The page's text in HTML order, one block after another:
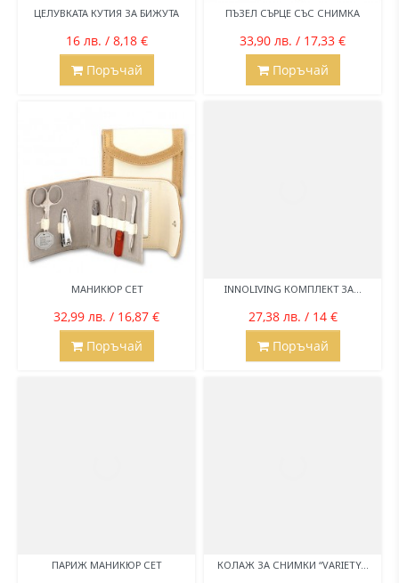
ЦЕЛУВКАТА КУТИЯ ЗА БИЖУТА
16 лв. / 8,18 €
Поръчай
ПЪЗЕЛ СЪРЦЕ СЪС СНИМКА
33,90 лв. / 17,33 €
Поръчай
МАНИКЮР СЕТ
32,99 лв. / 16,87 €
Поръчай
INNOLIVING КОМПЛЕКТ ЗА...
27,38 лв. / 14 €
Поръчай
ПАРИЖ МАНИКЮР СЕТ КОЛАЖ ЗА СНИМКИ “VARIETY...